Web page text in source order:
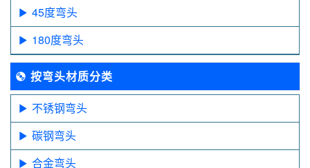
45度弯头
180度弯头
按弯头材质分类
不锈钢弯头
碳钢弯头
合金弯头